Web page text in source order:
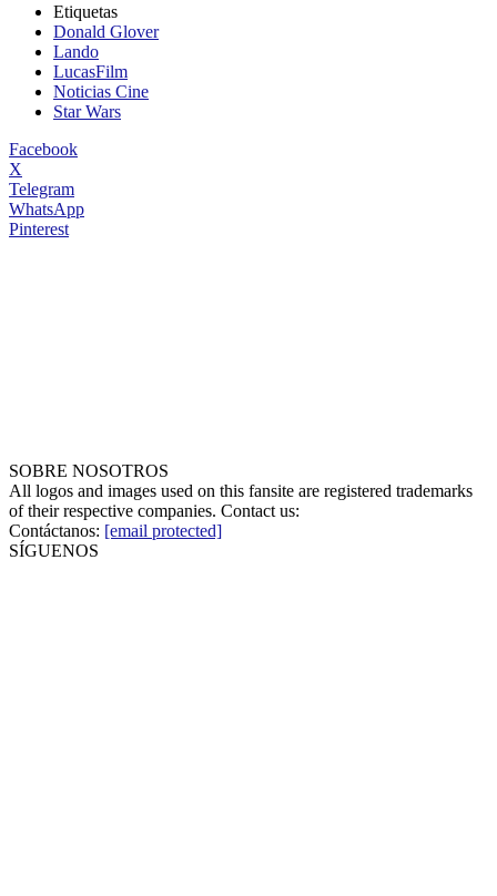
Etiquetas
Donald Glover
Lando
LucasFilm
Noticias Cine
Star Wars
Facebook
X
Telegram
WhatsApp
Pinterest
SOBRE NOSOTROS
All logos and images used on this fansite are registered trademarks
of their respective companies. Contact us:
Contáctanos: [email protected]
SÍGUENOS